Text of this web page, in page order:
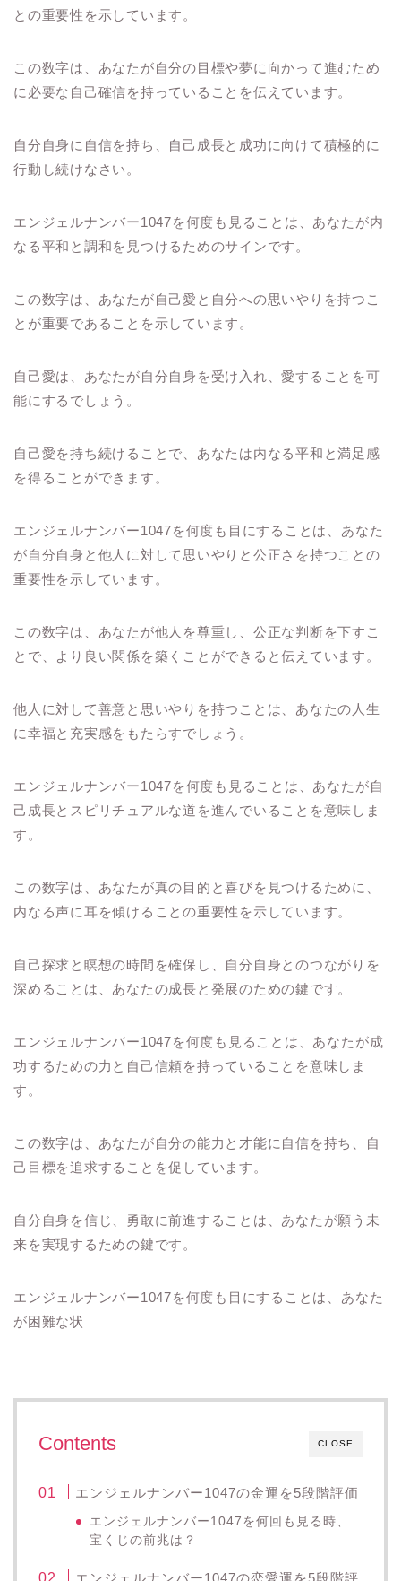
との重要性を示しています。
この数字は、あなたが自分の目標や夢に向かって進むため
に必要な自己確信を持っていることを伝えています。
自分自身に自信を持ち、自己成長と成功に向けて積極的に
行動し続けなさい。
エンジェルナンバー1047を何度も見ることは、あなたが内
なる平和と調和を見つけるためのサインです。
この数字は、あなたが自己愛と自分への思いやりを持つこ
とが重要であることを示しています。
自己愛は、あなたが自分自身を受け入れ、愛することを可
能にするでしょう。
自己愛を持ち続けることで、あなたは内なる平和と満足感
を得ることができます。
エンジェルナンバー1047を何度も目にすることは、あなた
が自分自身と他人に対して思いやりと公正さを持つことの
重要性を示しています。
この数字は、あなたが他人を尊重し、公正な判断を下すこ
とで、より良い関係を築くことができると伝えています。
他人に対して善意と思いやりを持つことは、あなたの人生
に幸福と充実感をもたらすでしょう。
エンジェルナンバー1047を何度も見ることは、あなたが自
己成長とスピリチュアルな道を進んでいることを意味しま
す。
この数字は、あなたが真の目的と喜びを見つけるために、
内なる声に耳を傾けることの重要性を示しています。
自己探求と瞑想の時間を確保し、自分自身とのつながりを
深めることは、あなたの成長と発展のための鍵です。
エンジェルナンバー1047を何度も見ることは、あなたが成
功するための力と自己信頼を持っていることを意味しま
す。
この数字は、あなたが自分の能力と才能に自信を持ち、自
己目標を追求することを促しています。
自分自身を信じ、勇敢に前進することは、あなたが願う未
来を実現するための鍵です。
エンジェルナンバー1047を何度も目にすることは、あなた
が困難な状
CLOSE
Contents
エンジェルナンバー1047の金運を5段階評価
エンジェルナンバー1047を何回も見る時、
宝くじの前兆は？